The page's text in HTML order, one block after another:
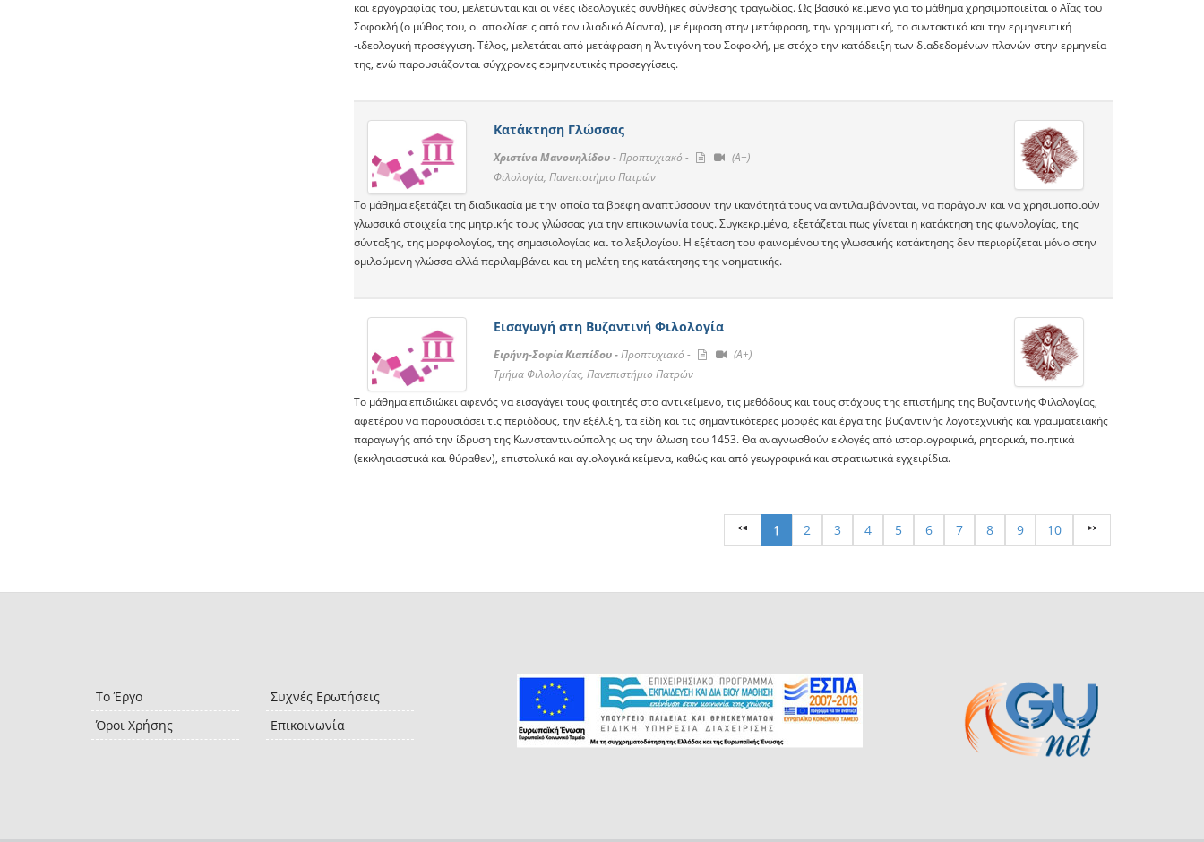
και εργογραφίας του, μελετώνται και οι νέες ιδεολογικές συνθήκες σύνθεσης τραγωδίας. Ως βασικό κείμενο για το μάθημα χρησιμοποιείται ο Αἴας του
Σοφοκλή (ο μύθος του, οι αποκλίσεις από τον ιλιαδικό Αίαντα), με έμφαση στην μετάφραση, την γραμματική, το συντακτικό και την ερμηνευτική
-ιδεολογική προσέγγιση. Τέλος, μελετάται από μετάφραση η Ἀντιγόνη του Σοφοκλή, με στόχο την κατάδειξη των διαδεδομένων πλανών στην ερμηνεία
της, ενώ παρουσιάζονται σύγχρονες ερμηνευτικές προσεγγίσεις.
Κατάκτηση Γλώσσας
Χριστίνα Μανουηλίδου -Προπτυχιακό -
(A+)
Φιλολογία, Πανεπιστήμιο Πατρών
Το μάθημα εξετάζει τη διαδικασία με την οποία τα βρέφη αναπτύσσουν την ικανότητά τους να αντιλαμβάνονται, να παράγουν και να χρησιμοποιούν
γλωσσικά στοιχεία της μητρικής τους γλώσσας για την επικοινωνία τους. Συγκεκριμένα, εξετάζεται πως γίνεται η κατάκτηση της φωνολογίας, της
σύνταξης, της μορφολογίας, της σημασιολογίας και το λεξιλογίου. Η εξέταση του φαινομένου της γλωσσικής κατάκτησης δεν περιορίζεται μόνο στην
ομιλούμενη γλώσσα αλλά περιλαμβάνει και τη μελέτη της κατάκτησης της νοηματικής.
Εισαγωγή στη Βυζαντινή Φιλολογία
Ειρήνη-Σοφία Κιαπίδου -Προπτυχιακό -
(A+)
Τμήμα Φιλολογίας, Πανεπιστήμιο Πατρών
Το μάθημα επιδιώκει αφενός να εισαγάγει τους φοιτητές στο αντικείμενο, τις μεθόδους και τους στόχους της επιστήμης της Βυζαντινής Φιλολογίας,
αφετέρου να παρουσιάσει τις περιόδους, την εξέλιξη, τα είδη και τις σημαντικότερες μορφές και έργα της βυζαντινής λογοτεχνικής και γραμματειακής
παραγωγής από την ίδρυση της Κωνσταντινούπολης ως την άλωση του 1453. Θα αναγνωσθούν εκλογές από ιστοριογραφικά, ρητορικά, ποιητικά
(εκκλησιαστικά και θύραθεν), επιστολικά και αγιολογικά κείμενα, καθώς και από γεωγραφικά και στρατιωτικά εγχειρίδια.
1 2 3 4 5 6 7 8 9 10
Το Έργο
Όροι Χρήσης
Συχνές Ερωτήσεις
Επικοινωνία